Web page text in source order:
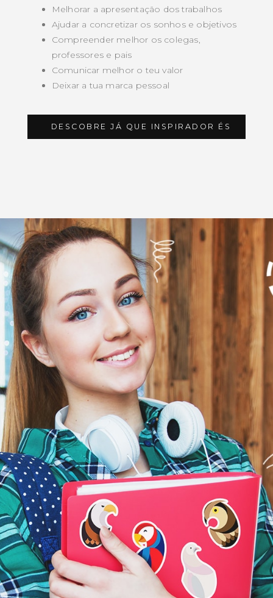
Melhorar a apresentação dos trabalhos
Ajudar a concretizar os sonhos e objetivos
Compreender melhor os colegas,
professores e pais
Comunicar melhor o teu valor
Deixar a tua marca pessoal
DESCOBRE JÁ QUE INSPIRADOR ÉS